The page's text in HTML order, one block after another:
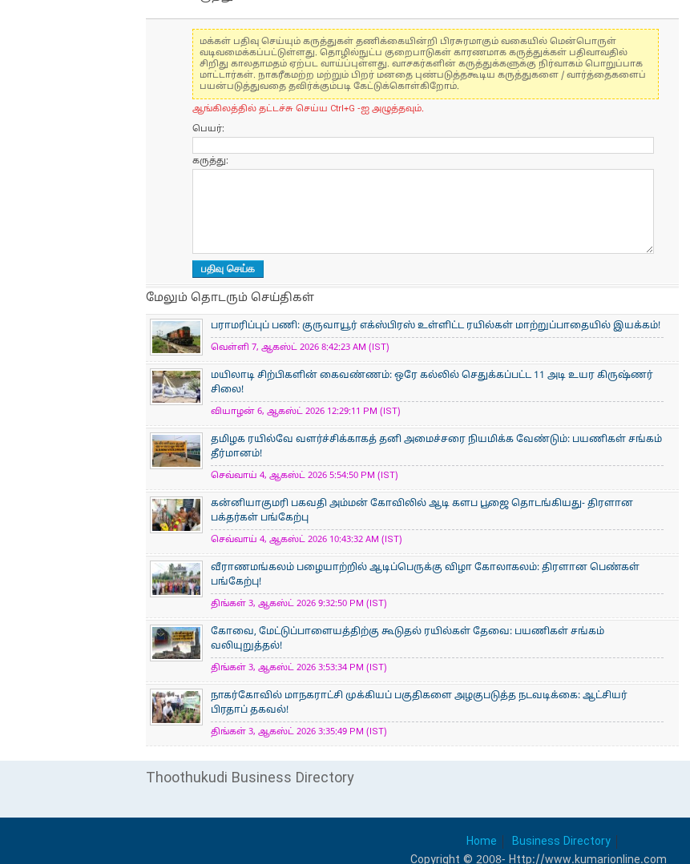
மக்கள் பதிவு செய்யும் கருத்துகள் தணிக்கையின்றி பிரசுரமாகும் வகையில் மென்பொருள்
வடிவமைக்கப்பட்டுள்ளது. தொழில்நுட்ப குறைபாடுகள் காரணமாக கருத்துக்கள் பதிவாவதில்
சிறிது காலதாமதம் ஏற்பட வாய்ப்புள்ளது. வாசகர்களின் கருத்துக்களுக்கு நிர்வாகம் பொறுப்பாக
மாட்டார்கள். நாகரீகமற்ற மற்றும் பிறர் மனதை புண்படுத்தகூடிய கருத்துகளை / வார்த்தைகளைப்
பயன்படுத்துவதை தவிர்க்கும்படி கேட்டுக்கொள்கிறோம்.
ஆங்கிலத்தில் தட்டச்சு செய்ய Ctrl+G -ஐ அழுத்தவும்.
பெயர்:
கருத்து:
மேலும் தொடரும் செய்திகள்
பராமரிப்புப் பணி: குருவாயூர் எக்ஸ்பிரஸ் உள்ளிட்ட ரயில்கள் மாற்றுப்பாதையில் இயக்கம்!
வெள்ளி 7, ஆகஸ்ட் 2026 8:42:23 AM (IST)
மயிலாடி சிற்பிகளின் கைவண்ணம்: ஒரே கல்லில் செதுக்கப்பட்ட 11 அடி உயர கிருஷ்ணர்
சிலை!
வியாழன் 6, ஆகஸ்ட் 2026 12:29:11 PM (IST)
தமிழக ரயில்வே வளர்ச்சிக்காகத் தனி அமைச்சரை நியமிக்க வேண்டும்: பயணிகள் சங்கம்
தீர்மானம்!
செவ்வாய் 4, ஆகஸ்ட் 2026 5:54:50 PM (IST)
கன்னியாகுமரி பகவதி அம்மன் கோவிலில் ஆடி களப பூஜை தொடங்கியது- திரளான
பக்தர்கள் பங்கேற்பு
செவ்வாய் 4, ஆகஸ்ட் 2026 10:43:32 AM (IST)
வீராணமங்கலம் பழையாற்றில் ஆடிப்பெருக்கு விழா கோலாகலம்: திரளான பெண்கள்
பங்கேற்பு!
திங்கள் 3, ஆகஸ்ட் 2026 9:32:50 PM (IST)
கோவை, மேட்டுப்பாளையத்திற்கு கூடுதல் ரயில்கள் தேவை: பயணிகள் சங்கம்
வலியுறுத்தல்!
திங்கள் 3, ஆகஸ்ட் 2026 3:53:34 PM (IST)
நாகர்கோவில் மாநகராட்சி முக்கியப் பகுதிகளை அழகுபடுத்த நடவடிக்கை: ஆட்சியர்
பிரதாப் தகவல்!
திங்கள் 3, ஆகஸ்ட் 2026 3:35:49 PM (IST)
Thoothukudi Business Directory
Home
Business Directory
Copyright © 2008- Http://www.kumarionline.com